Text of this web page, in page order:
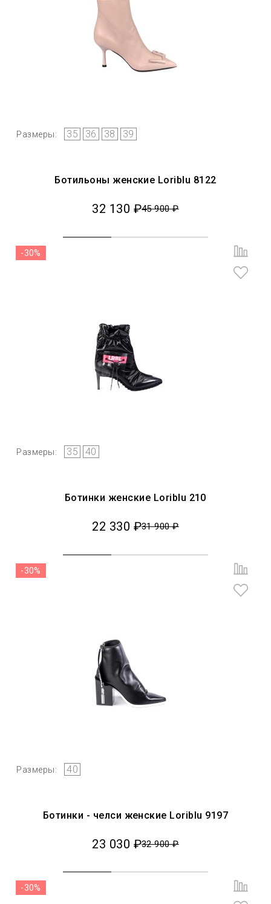
Размеры: 35 36 38 39
Ботильоны женские Loriblu 8122
32 130 ₽45 900 ₽
Размеры: 35 40
-30%
Ботинки женские Loriblu 210
22 330 ₽31 900 ₽
Размеры: 40
-30%
Ботинки - челси женские Loriblu 9197
23 030 ₽32 900 ₽
-30%